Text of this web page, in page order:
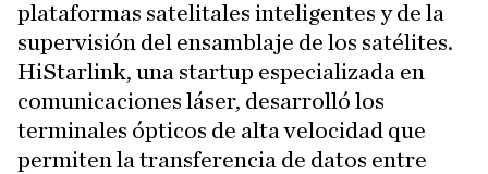
plataformas satelitales inteligentes y de la
supervisión del ensamblaje de los satélites.
HiStarlink, una startup especializada en
comunicaciones láser, desarrolló los
terminales ópticos de alta velocidad que
permiten la transferencia de datos entre